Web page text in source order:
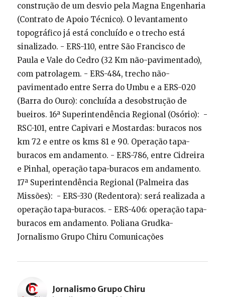
construção de um desvio pela Magna Engenharia
(Contrato de Apoio Técnico). O levantamento
topográfico já está concluído e o trecho está
sinalizado. - ERS-110, entre São Francisco de
Paula e Vale do Cedro (32 Km não-pavimentado),
com patrolagem. - ERS-484, trecho não-
pavimentado entre Serra do Umbu e a ERS-020
(Barra do Ouro): concluída a desobstrução de
bueiros. 16ª Superintendência Regional (Osório): -
RSC-101, entre Capivari e Mostardas: buracos nos
km 72 e entre os kms 81 e 90. Operação tapa-
buracos em andamento. - ERS-786, entre Cidreira
e Pinhal, operação tapa-buracos em andamento.
17ª Superintendência Regional (Palmeira das
Missões): - ERS-330 (Redentora): será realizada a
operação tapa-buracos. - ERS-406: operação tapa-
buracos em andamento. Poliana Grudka-
Jornalismo Grupo Chiru Comunicações
Jornalismo Grupo Chiru